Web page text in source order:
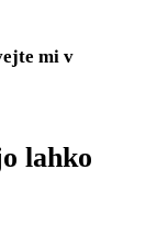
mi v
lahko